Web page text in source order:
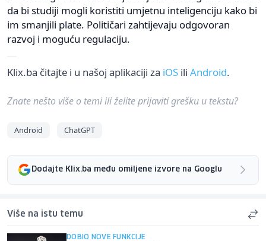
da bi studiji mogli koristiti umjetnu inteligenciju kako bi
im smanjili plate. Političari zahtijevaju odgovoran
razvoj i moguću regulaciju.
Klix.ba čitajte i u našoj aplikaciji za iOS ili Android.
Znate nešto više o temi ili želite prijaviti grešku u tekstu?
Android ChatGPT
Dodajte Klix.ba među omiljene izvore na Googlu
Više na istu temu
DOBIO NOVE FUNKCIJE